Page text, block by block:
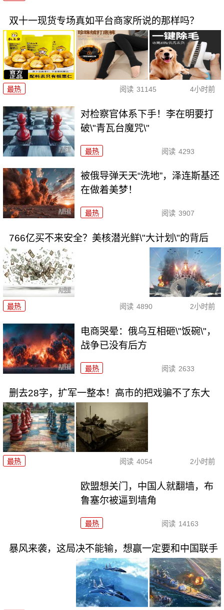
双十一现货专场真如平台商家所说的那样吗？
最热 阅读 31145 4小时前
对检察官体系下手！李在明要打
破\"青瓦台魔咒\"
最热 阅读 4293
被俄导弹天天“洗地”，泽连斯基还
在做着美梦！
最热 阅读 3907
766亿买不来安全？美核潜光鲜\"大计划\"的背后
最热 阅读 4890 2小时前
电商哭晕：俄乌互相砸\"饭碗\"，
战争已没有后方
最热 阅读 2633
删去28字，扩军一整本！高市的把戏骗不了东大
最热 阅读 4054 2小时前
欧盟想关门，中国人就翻墙，布
鲁塞尔被逼到墙角
最热 阅读 14163
暴风来袭，这局决不能输，想赢一定要和中国联手